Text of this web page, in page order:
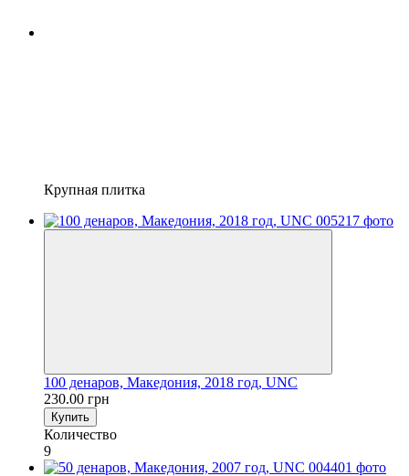
Крупная плитка
100 денаров, Македония, 2018 год, UNC
230.00 грн
Купить
Количество
9